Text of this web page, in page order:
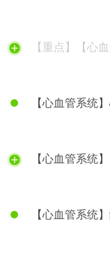
【重点】【心
【心血管系统
【心血管系统
【心血管系统